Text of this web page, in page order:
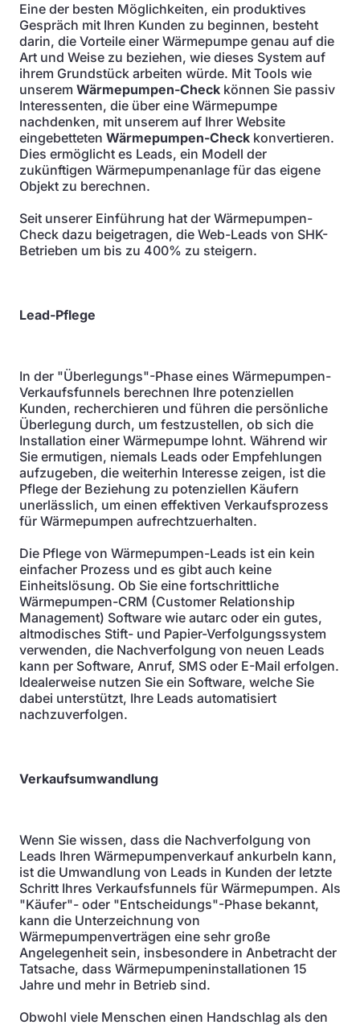
Eine der besten Möglichkeiten, ein produktives
Gespräch mit Ihren Kunden zu beginnen, besteht
darin, die Vorteile einer Wärmepumpe genau auf die
Art und Weise zu beziehen, wie dieses System auf
ihrem Grundstück arbeiten würde. Mit Tools wie
unserem Wärmepumpen-Check können Sie passiv
Interessenten, die über eine Wärmepumpe
nachdenken, mit unserem auf Ihrer Website
eingebetteten Wärmepumpen-Check konvertieren.
Dies ermöglicht es Leads, ein Modell der
zukünftigen Wärmepumpenanlage für das eigene
Objekt zu berechnen.
Seit unserer Einführung hat der Wärmepumpen-
Check dazu beigetragen, die Web-Leads von SHK-
Betrieben um bis zu 400% zu steigern.
Lead-Pflege
In der "Überlegungs"-Phase eines Wärmepumpen-
Verkaufsfunnels berechnen Ihre potenziellen
Kunden, recherchieren und führen die persönliche
Überlegung durch, um festzustellen, ob sich die
Installation einer Wärmepumpe lohnt. Während wir
Sie ermutigen, niemals Leads oder Empfehlungen
aufzugeben, die weiterhin Interesse zeigen, ist die
Pflege der Beziehung zu potenziellen Käufern
unerlässlich, um einen effektiven Verkaufsprozess
für Wärmepumpen aufrechtzuerhalten.
Die Pflege von Wärmepumpen-Leads ist ein kein
einfacher Prozess und es gibt auch keine
Einheitslösung. Ob Sie eine fortschrittliche
Wärmepumpen-CRM (Customer Relationship
Management) Software wie autarc oder ein gutes,
altmodisches Stift- und Papier-Verfolgungssystem
verwenden, die Nachverfolgung von neuen Leads
kann per Software, Anruf, SMS oder E-Mail erfolgen.
Idealerweise nutzen Sie ein Software, welche Sie
dabei unterstützt, Ihre Leads automatisiert
nachzuverfolgen.
Verkaufsumwandlung
Wenn Sie wissen, dass die Nachverfolgung von
Leads Ihren Wärmepumpenverkauf ankurbeln kann,
ist die Umwandlung von Leads in Kunden der letzte
Schritt Ihres Verkaufsfunnels für Wärmepumpen. Als
"Käufer"- oder "Entscheidungs"-Phase bekannt,
kann die Unterzeichnung von
Wärmepumpenverträgen eine sehr große
Angelegenheit sein, insbesondere in Anbetracht der
Tatsache, dass Wärmepumpeninstallationen 15
Jahre und mehr in Betrieb sind.
Obwohl viele Menschen einen Handschlag als den